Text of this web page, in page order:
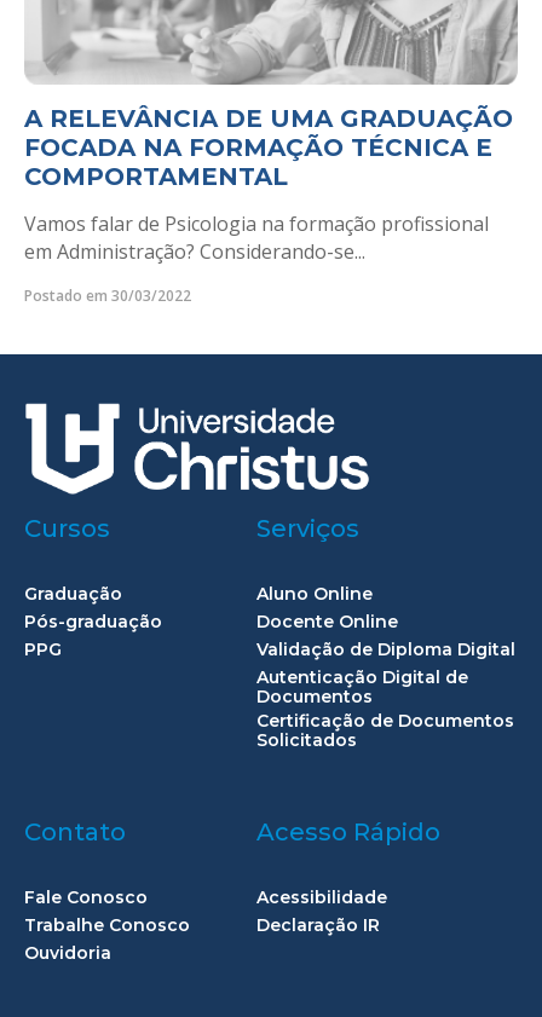
A RELEVÂNCIA DE UMA GRADUAÇÃO
FOCADA NA FORMAÇÃO TÉCNICA E
COMPORTAMENTAL
Vamos falar de Psicologia na formação profissional
em Administração? Considerando-se...
Postado em 30/03/2022
Cursos
Graduação
Pós-graduação
PPG
Serviços
Aluno Online
Docente Online
Validação de Diploma Digital
Autenticação Digital de
Documentos
Certificação de Documentos
Solicitados
Contato
Fale Conosco
Trabalhe Conosco
Ouvidoria
Acesso Rápido
Acessibilidade
Declaração IR